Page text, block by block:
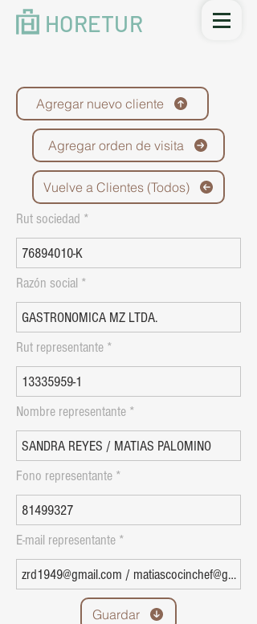
HORETUR
Agregar nuevo cliente
Agregar orden de visita
Vuelve a Clientes (Todos)
Rut sociedad
Razón social
Rut representante
Nombre representante
Fono representante
E-mail representante
Guardar